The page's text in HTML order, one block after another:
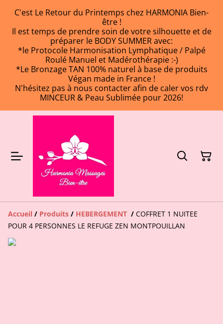
C'est Le Retour du Printemps chez HARMONIA Bien-
être !
Il est temps de prendre soin de votre silhouette et de
préparer le BODY SUMMER avec:
*le Protocole Harmonisation Lymphatique / Palpé
Roulé Manuel et Madérothérapie :-)
*Le Bronzage TAN 100% naturel à base de produits
Végan made in France !
N'hésitez pas à nous contacter afin de caler vos rdv
MINCEUR & Peau Sublimée pour 2026!
Accueil / Produits / HEBERGEMENT / COFFRET 1 NUITEE
POUR 4 PERSONNES LE REFUGE ZEN MONTPOUILLAN